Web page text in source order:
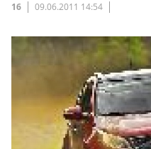
16 09.06.2011 14:54